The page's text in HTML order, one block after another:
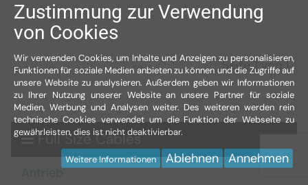
Seite 1 von 1
Full Size Cables
Antrieb
Zustimmung zur Verwendung
von Cookies
Wir verwenden Cookies, um Inhalte und Anzeigen zu personalisieren,
Funktionen für soziale Medien anbieten zu können und die Zugriffe auf
unsere Website zu analysieren. Außerdem geben wir Informationen
zu Ihrer Nutzung unserer Website an unsere Partner für soziale
Medien, Werbung und Analysen weiter. Des weiteren werden rein
technische Cookies verwendet um die Funktion der Webseite zu
gewährleisten, dies ist nicht deaktivierbar.
Annehmen
Ablehnen
Weitere Informationen